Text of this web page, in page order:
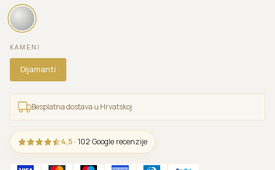
KAMENI
Dijamanti
Besplatna dostava u Hrvatskoj
4,5 · 102 Google recenzije